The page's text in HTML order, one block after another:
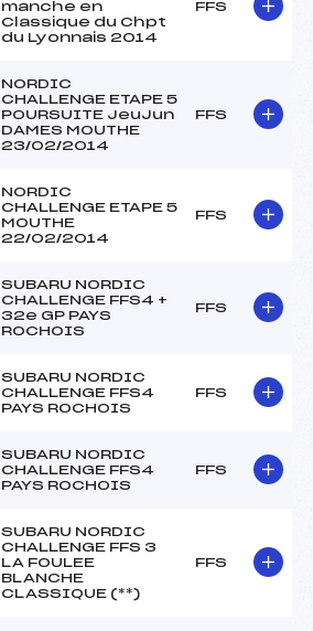
manche en
Classique du Chpt
du Lyonnais 2014
FFS
NORDIC
CHALLENGE ETAPE 5
POURSUITE JeuJun
DAMES MOUTHE
23/02/2014
FFS
NORDIC
CHALLENGE ETAPE 5
MOUTHE
22/02/2014
FFS
SUBARU NORDIC
CHALLENGE FFS4 +
32e GP PAYS
ROCHOIS
FFS
SUBARU NORDIC
CHALLENGE FFS4
PAYS ROCHOIS
FFS
SUBARU NORDIC
CHALLENGE FFS4
PAYS ROCHOIS
FFS
SUBARU NORDIC
CHALLENGE FFS 3
LA FOULEE
BLANCHE
CLASSIQUE (**)
FFS